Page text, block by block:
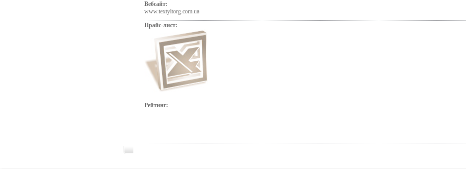
Вебсайт:
www.textyltorg.com.ua
Прайс-лист:
Рейтинг: